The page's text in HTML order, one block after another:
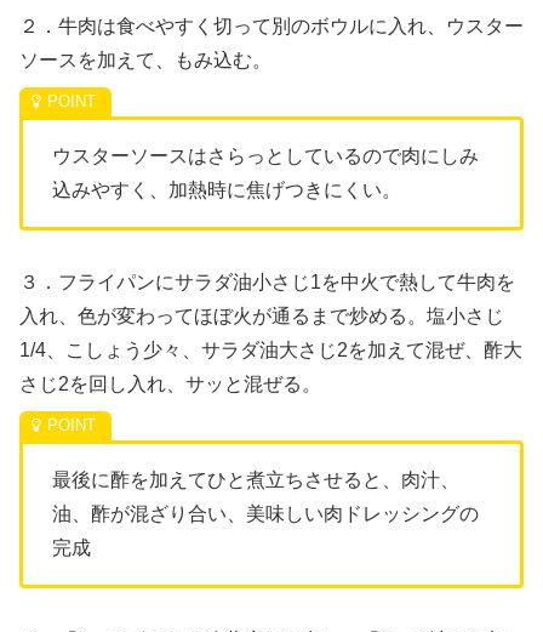
２．牛肉は食べやすく切って別のボウルに入れ、ウスター
ソースを加えて、もみ込む。
ウスターソースはさらっとしているので肉にしみ
込みやすく、加熱時に焦げつきにくい。
３．フライパンにサラダ油小さじ1を中火で熱して牛肉を
入れ、色が変わってほぼ火が通るまで炒める。塩小さじ
1/4、こしょう少々、サラダ油大さじ2を加えて混ぜ、酢大
さじ2を回し入れ、サッと混ぜる。
最後に酢を加えてひと煮立ちさせると、肉汁、
油、酢が混ざり合い、美味しい肉ドレッシングの
完成